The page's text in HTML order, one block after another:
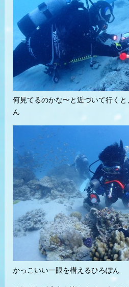
何見てるのかな〜と近づいて行く
ん
かっこいい一眼を構えるひろぽん